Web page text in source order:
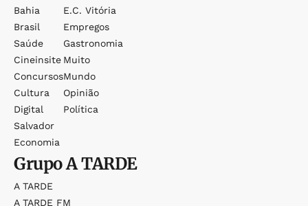
Bahia
Brasil
Saúde
Cineinsite
Concursos
Cultura
Digital
Salvador
Economia
E.c. Vitória
Empregos
Gastronomia
Muito
Mundo
Opinião
Política
GrupoA TARDE
A TARDE
A TARDE FM